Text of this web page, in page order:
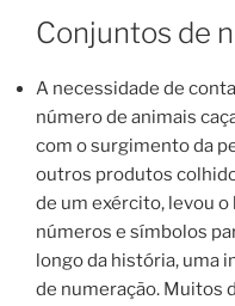
–
Conjuntos de
A necessidade de
número de animais
com o surgimento da
outros produtos
de um exército, levou
números e símbolos
longo da história, uma
de numeração. Muitos